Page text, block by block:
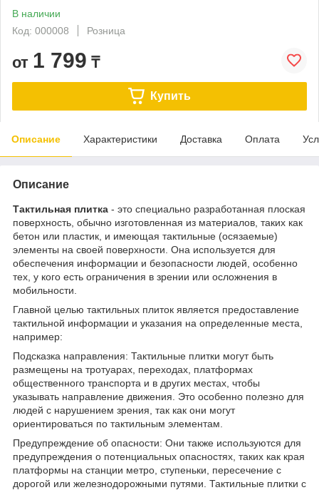
В наличии
Код: 000008
Розница
от 1 799 ₸
Купить
Описание Характеристики Доставка Оплата
Описание
Тактильная плитка - это специально разработанная плоская
поверхность, обычно изготовленная из материалов, таких как
бетон или пластик, и имеющая тактильные (осязаемые)
элементы на своей поверхности. Она используется для
обеспечения информации и безопасности людей, особенно
тех, у кого есть ограничения в зрении или осложнения в
мобильности.
Главной целью тактильных плиток является предоставление
тактильной информации и указания на определенные места,
например:
Подсказка направления: Тактильные плитки могут быть
размещены на тротуарах, переходах, платформах
общественного транспорта и в других местах, чтобы
указывать направление движения. Это особенно полезно для
людей с нарушением зрения, так как они могут
ориентироваться по тактильным элементам.
Предупреждение об опасности: Они также используются для
предупреждения о потенциальных опасностях, таких как края
платформы на станции метро, ступеньки, пересечение с
дорогой или железнодорожными путями. Тактильные плитки с